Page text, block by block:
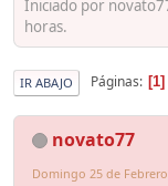
Iniciado por
horas.
IR ABAJO Páginas 1
novato77
Domingo 25 de